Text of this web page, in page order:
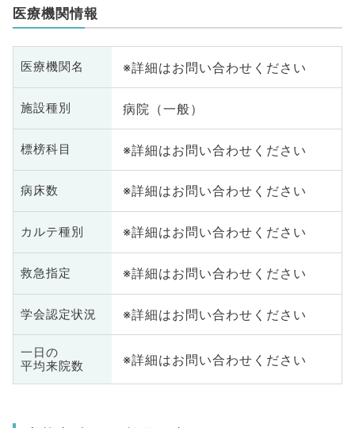
医療機関情報
医療機関名 ※詳細はお問い合わせください
施設種別 病院（一般）
標榜科目 ※詳細はお問い合わせください
病床数 ※詳細はお問い合わせください
カルテ種別 ※詳細はお問い合わせください
救急指定 ※詳細はお問い合わせください
学会認定状況 ※詳細はお問い合わせください
一日の
平均来院数
※詳細はお問い合わせください